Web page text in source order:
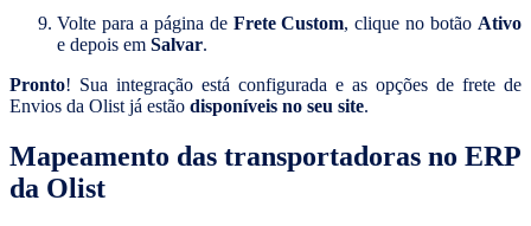
Volte para a página de Frete Custom, clique no botão Ativo
e depois em Salvar.
Pronto! Sua integração está configurada e as opções de frete de
Envios da Olist já estão disponíveis no seu site.
Mapeamento das transportadoras no ERP
da Olist